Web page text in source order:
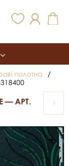
полотна
/
— АРТ.